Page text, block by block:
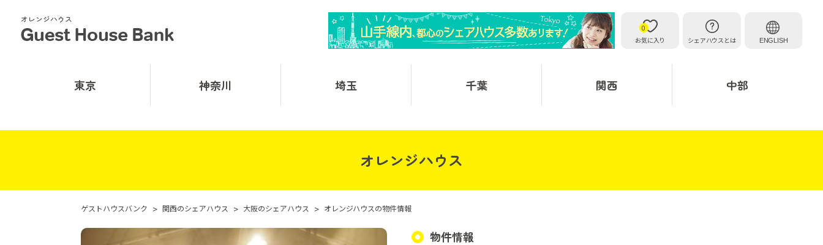
オレンジハウス
お気に入り
0
シェアハウスとは
ENGLISH
東京 神奈川 埼玉 千葉 関西 中部
オレンジハウス
ゲストハウスバンク > 関西のシェアハウス > 大阪のシェアハウス > オレンジハウスの物件情報
物件情報